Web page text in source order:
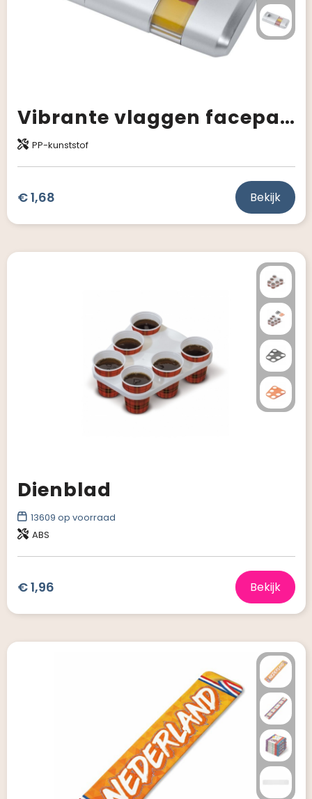
Vibrante vlaggen facepaint
PP-kunststof
€ 1,68 Bekijk
Dienblad
13609 op voorraad
ABS
€ 1,96 Bekijk